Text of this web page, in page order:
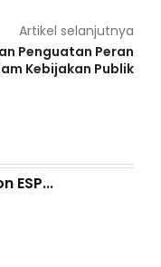
Artikel selanjutnya
Penguatan Peran
Kebijakan Publik
ESP...